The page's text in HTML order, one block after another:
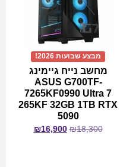
מבצע שבועות 2026!
מחשב נייח גיימינג
ASUS G700TF-
7265KF0990 Ultra 7
265KF 32GB 1TB RTX
5090
₪18,300
₪16,900